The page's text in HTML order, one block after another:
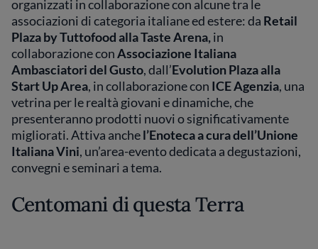
organizzati in collaborazione con alcune tra le
associazioni di categoria italiane ed estere: da Retail
Plaza by Tuttofood allaTaste Arena, in
collaborazione conAssociazione Italiana
Ambasciatori del Gusto, dall’Evolution Plaza alla
Start Up Area, in collaborazione con ICE Agenzia, una
vetrina per le realtà giovani e dinamiche, che
presenteranno prodotti nuovi o significativamente
migliorati. Attiva anchel’Enoteca a cura dell’Unione
Italiana Vini, un’area-evento dedicata a degustazioni,
convegni e seminari a tema.
Centomani di questa Terra